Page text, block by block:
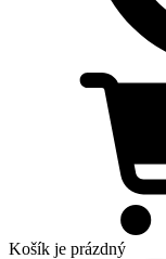
Košík je prázdný